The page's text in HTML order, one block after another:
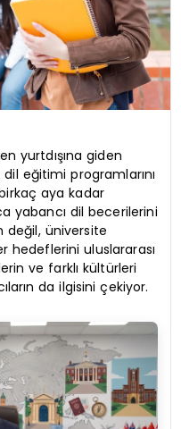
yurtdışına giden
eğitimi programlarını
aya kadar
yabancı dil becerilerini
değil, üniversite
hedeflerini uluslararası
ve farklı kültürleri
da ilgisini çekiyor.